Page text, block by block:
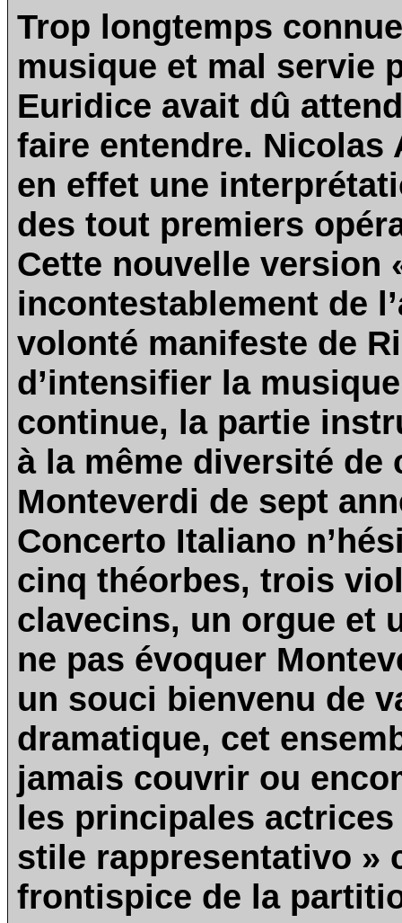
Trop longtemps
musique et mal servie
Euridice avait dû
faire entendre. Nicolas
en effet une
des tout premiers
Cette nouvelle version
incontestablement de
volonté manifeste de
d’intensifier la
continue, la partie
à la même diversité de
Monteverdi de sept
Concerto Italiano
cinq théorbes, trois
clavecins, un orgue et
ne pas évoquer
un souci bienvenu de
dramatique, cet
jamais couvrir ou
les principales
stile rappresentativo »
frontispice de la